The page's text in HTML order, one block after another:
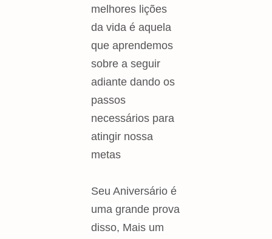
melhores lições
da vida é aquela
que aprendemos
sobre a seguir
adiante dando os
passos
necessários para
atingir nossa
metas
Seu Aniversário é
uma grande prova
disso, Mais um